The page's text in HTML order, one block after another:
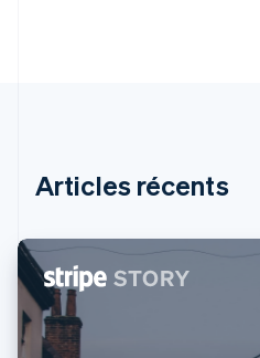
Articles récents
Grèce
Hongrie
Inde
English
Irlande
English